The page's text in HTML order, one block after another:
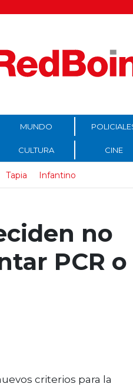
MUNDO
CULTURA CINE
Tapia Infantino
no
PCR o
criterios para la